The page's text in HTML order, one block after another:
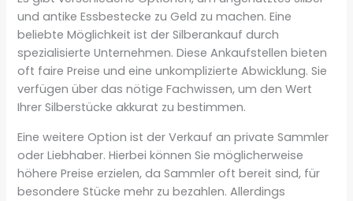
und antike Essbestecke zu Geld zu machen. Eine
beliebte Möglichkeit ist der Silberankauf durch
spezialisierte Unternehmen. Diese Ankaufstellen bieten
oft faire Preise und eine unkomplizierte Abwicklung. Sie
verfügen über das nötige Fachwissen, um den Wert
Ihrer Silberstücke akkurat zu bestimmen.
Eine weitere Option ist der Verkauf an private Sammler
oder Liebhaber. Hierbei können Sie möglicherweise
höhere Preise erzielen, da Sammler oft bereit sind, für
besondere Stücke mehr zu bezahlen. Allerdings